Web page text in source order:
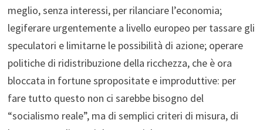
meglio, senza interessi, per rilanciare l’economia;
legiferare urgentemente a livello europeo per tassare gli
speculatori e limitarne le possibilità di azione; operare
politiche di ridistribuzione della ricchezza, che è ora
bloccata in fortune spropositate e improduttive: per
fare tutto questo non ci sarebbe bisogno del
“socialismo reale”, ma di semplici criteri di misura, di